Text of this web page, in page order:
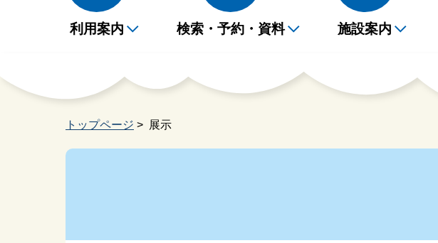
利用案内
開館時間・休館日のご案
本を探すには（相談コー
検索・予約・資料
雑誌・新聞一覧表 蔵書検索・予約
相互貸借について
施設案内
施設案内 1階詳細情報
展示 イベント情報
家読ノート イベント情報
トップページ > 展示